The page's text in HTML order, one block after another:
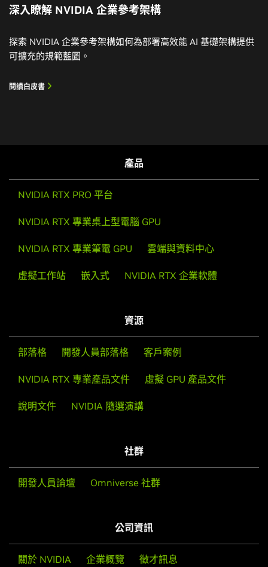
深入瞭解 NVIDIA 企業參考架構
探索 NVIDIA 企業參考架構如何為部署高效能 AI 基礎架構提供
可擴充的規範藍圖。
閱讀白皮書
產品
NVIDIA RTX PRO 平台
NVIDIA RTX 專業桌上型電腦 GPU
NVIDIA RTX 專業筆電 GPU 雲端與資料中心
虛擬工作站 嵌入式 NVIDIA RTX 企業軟體
資源
部落格 開發人員部落格 客戶案例
NVIDIA RTX 專業產品文件 虛擬 GPU 產品文件
說明文件 NVIDIA 隨選演講
社群
開發人員論壇 Omniverse 社群
公司資訊
關於 NVIDIA 企業概覽 徵才訊息